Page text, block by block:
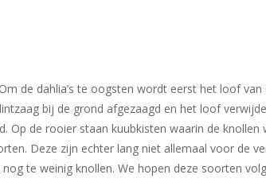
de dahlia’s te oogsten wordt eerst het loof van
bij de grond afgezaagd en het loof
Op de rooier staan kuubkisten waarin de knollen
Deze zijn echter lang niet allemaal voor de
te weinig knollen. We hopen deze soorten